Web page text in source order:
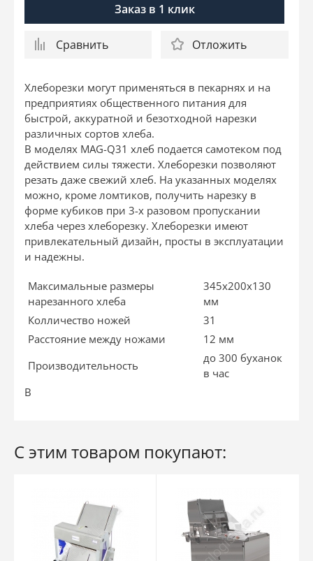
Заказ в 1 клик
Сравнить Отложить
Хлеборезки могут применяться в пекарнях и на
предприятиях общественного питания для
быстрой, аккуратной и безотходной нарезки
различных сортов хлеба.
В моделях MAG-Q31 хлеб подается самотеком под
действием силы тяжести. Хлеборезки позволяют
резать даже свежий хлеб. На указанных моделях
можно, кроме ломтиков, получить нарезку в
форме кубиков при 3-х разовом пропускании
хлеба через хлеборезку. Хлеборезки имеют
привлекательный дизайн, просты в эксплуатации
и надежны.
Максимальные размеры
нарезанного хлеба
345х200х130
мм
Колличество ножей
31
Расстояние между ножами
12 мм
Производительность
до 300 буханок
в час
В
С этим товаром покупают: